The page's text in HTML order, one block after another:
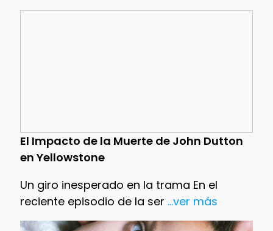
El Impacto de la Muerte de John Dutton
en Yellowstone
Un giro inesperado en la trama En el
reciente episodio de la ser ...ver más